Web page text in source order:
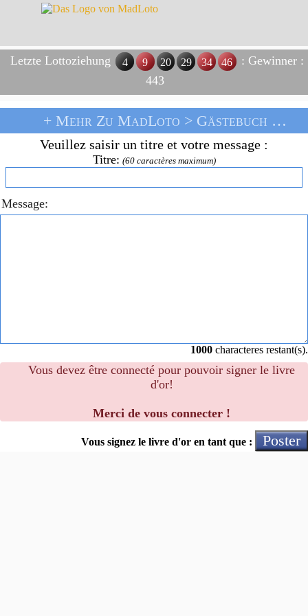
Letzte Lottoziehung 4 9 20 29 34 46
: Gewinner :
443
+ Mehr Zu MadLoto > Gästebuch
Veuillez saisir un titre et votre message :
Titre: (60 caractères maximum)
Message:
1000 characteres restant(s).
Vous devez être connecté pour pouvoir signer le livre
d'or!
Merci de vous connecter !
Vous signez le livre d'or en tant que : Poster